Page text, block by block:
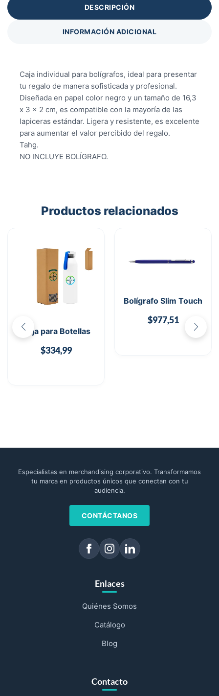
DESCRIPCIÓN
INFORMACIÓN ADICIONAL
Caja individual para bolígrafos, ideal para presentar
tu regalo de manera sofisticada y profesional.
Diseñada en papel color negro y un tamaño de 16,3
x 3 x 2 cm, es compatible con la mayoría de las
lapiceras estándar. Ligera y resistente, es excelente
para aumentar el valor percibido del regalo.
Tahg.
NO INCLUYE BOLÍGRAFO.
Productos relacionados
Caja para Botellas
$334,99
Bolígrafo Slim Touch
$977,51
Especialistas en merchandising corporativo. Transformamos
tu marca en productos únicos que conectan con tu
audiencia.
CONTÁCTANOS
Enlaces
Quiénes Somos
Catálogo
Blog
Contacto